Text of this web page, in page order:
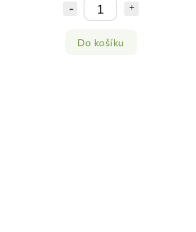
Do košíku